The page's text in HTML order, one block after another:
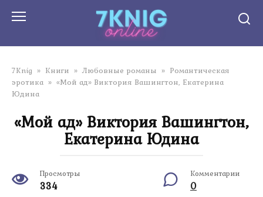
7Knig » Книги » Любовные романы » Романтическая
эротика » «Мой ад» Виктория Вашингтон, Екатерина
Юдина
«Мой ад» Виктория Вашингтон,
Екатерина Юдина
Просмотры
334
Комментарии
0